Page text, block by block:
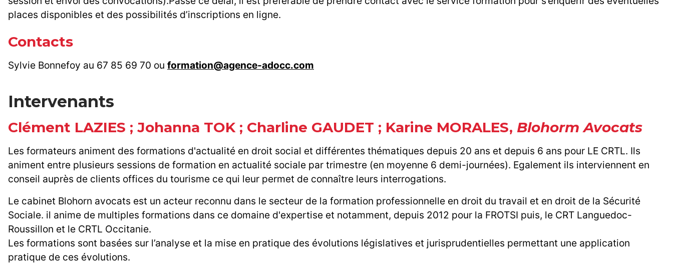
places disponibles et des possibilités d’inscriptions en ligne.
Contacts
Sylvie Bonnefoy au 67 85 69 70 ou formation@agence-adocc.com
Intervenants
Clément LAZIES ; Johanna TOK ; Charline GAUDET ; Karine MORALES, Blohorm Avocats
Les formateurs animent des formations d'actualité en droit social et différentes thématiques depuis 20 ans et depuis 6 ans pour LE CRTL. Ils
animent entre plusieurs sessions de formation en actualité sociale par trimestre (en moyenne 6 demi-journées). Egalement ils interviennent en
conseil auprès de clients offices du tourisme ce qui leur permet de connaître leurs interrogations.
Le cabinet Blohorn avocats est un acteur reconnu dans le secteur de la formation professionnelle en droit du travail et en droit de la Sécurité
Sociale. il anime de multiples formations dans ce domaine d'expertise et notamment, depuis 2012 pour la FROTSI puis, le CRT Languedoc-
Roussillon et le CRTL Occitanie.
Les formations sont basées sur l’analyse et la mise en pratique des évolutions législatives et jurisprudentielles permettant une application
pratique de ces évolutions.